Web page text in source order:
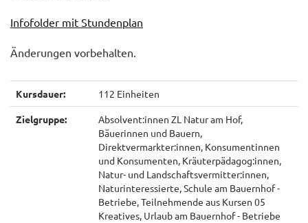
Infofolder mit Stundenplan
Änderungen vorbehalten.
Kursdauer: 112 Einheiten
Zielgruppe:
Absolvent:innen ZL Natur am Hof,
Bäuerinnen und Bauern,
Direktvermarkter:innen, Konsumentinnen
und Konsumenten, Kräuterpädagog:innen,
Natur- und Landschaftsvermitter:innen,
Naturinteressierte, Schule am Bauernhof -
Betriebe, Teilnehmende aus Kursen 05
Kreatives, Urlaub am Bauernhof - Betriebe